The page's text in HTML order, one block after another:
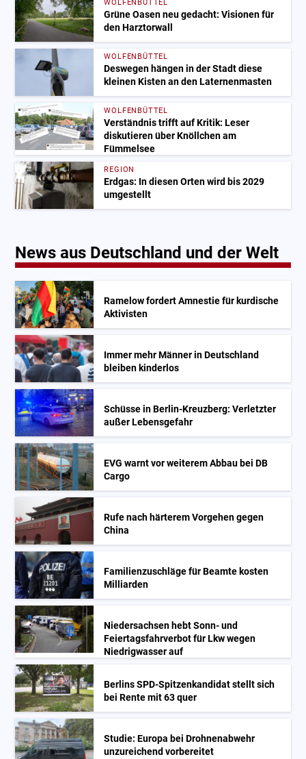
WOLFENBÜTTEL
Grüne Oasen neu gedacht: Visionen für
den Harztorwall
WOLFENBÜTTEL
Deswegen hängen in der Stadt diese
kleinen Kisten an den Laternenmasten
WOLFENBÜTTEL
Verständnis trifft auf Kritik: Leser
diskutieren über Knöllchen am
Fümmelsee
REGION
Erdgas: In diesen Orten wird bis 2029
umgestellt
News aus Deutschland und der Welt
Ramelow fordert Amnestie für kurdische
Aktivisten
Immer mehr Männer in Deutschland
bleiben kinderlos
Schüsse in Berlin-Kreuzberg: Verletzter
außer Lebensgefahr
EVG warnt vor weiterem Abbau bei DB
Cargo
Rufe nach härterem Vorgehen gegen
China
Familienzuschläge für Beamte kosten
Milliarden
Niedersachsen hebt Sonn- und
Feiertagsfahrverbot für Lkw wegen
Niedrigwasser auf
Berlins SPD-Spitzenkandidat stellt sich
bei Rente mit 63 quer
Studie: Europa bei Drohnenabwehr
unzureichend vorbereitet